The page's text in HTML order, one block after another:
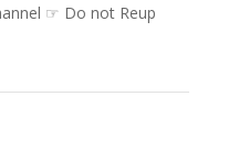
☞ Do not Reup